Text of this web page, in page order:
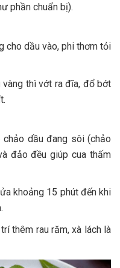
phần chuẩn bị).
cho dầu vào, phi thơm tỏi
vàng thì vớt ra đĩa, đổ bớt
dầu đang sôi (chảo
đảo đều giúp cua thấm
khoảng 15 phút đến khi
thêm rau răm, xà lách là